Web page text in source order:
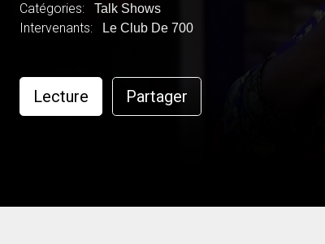
Catégories: Talk Shows
Intervenants: Le Club De 700
Lecture Partager